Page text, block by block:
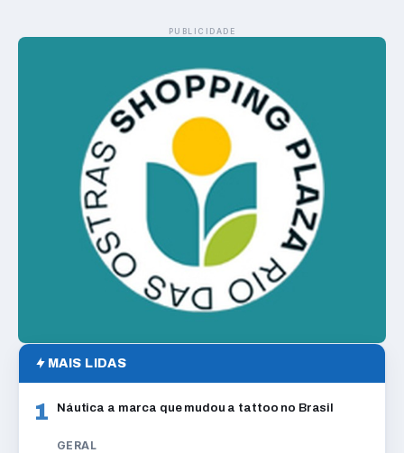
PUBLICIDADE
MAIS LIDAS
1 Náutica a marca que mudou a tattoo no Brasil
GERAL